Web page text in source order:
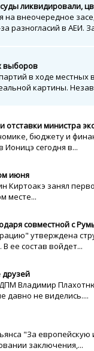
ликвидировали,
на внеочередное
разногласий в АЕИ.
выборов
в ходе
картины.
министра
бюджету и
сегодня в...
июня
занял
месте...
совместной с
утверждена
ее состав войдет...
друзей
Владимир
давно не виделись....
"За европейскую
заключения,...